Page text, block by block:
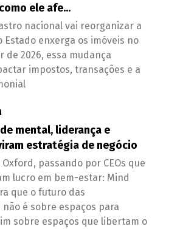
ele afe...
nacional vai reorganizar a
Estado enxerga os imóveis no
de 2026, essa mudança
impostos, transações e a
mental, liderança e
estratégia de negócio
passando por CEOs que
lucro em bem-estar: Mind
que o futuro das
é sobre espaços para
sobre espaços que libertam o